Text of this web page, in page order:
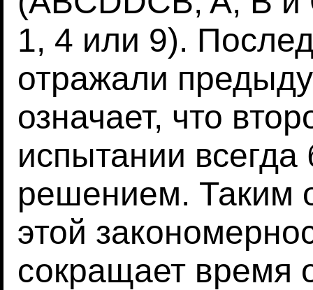
1, 4 или 9).
отражали
означает, что
испытании
решением. Таким
этой
сокращает время